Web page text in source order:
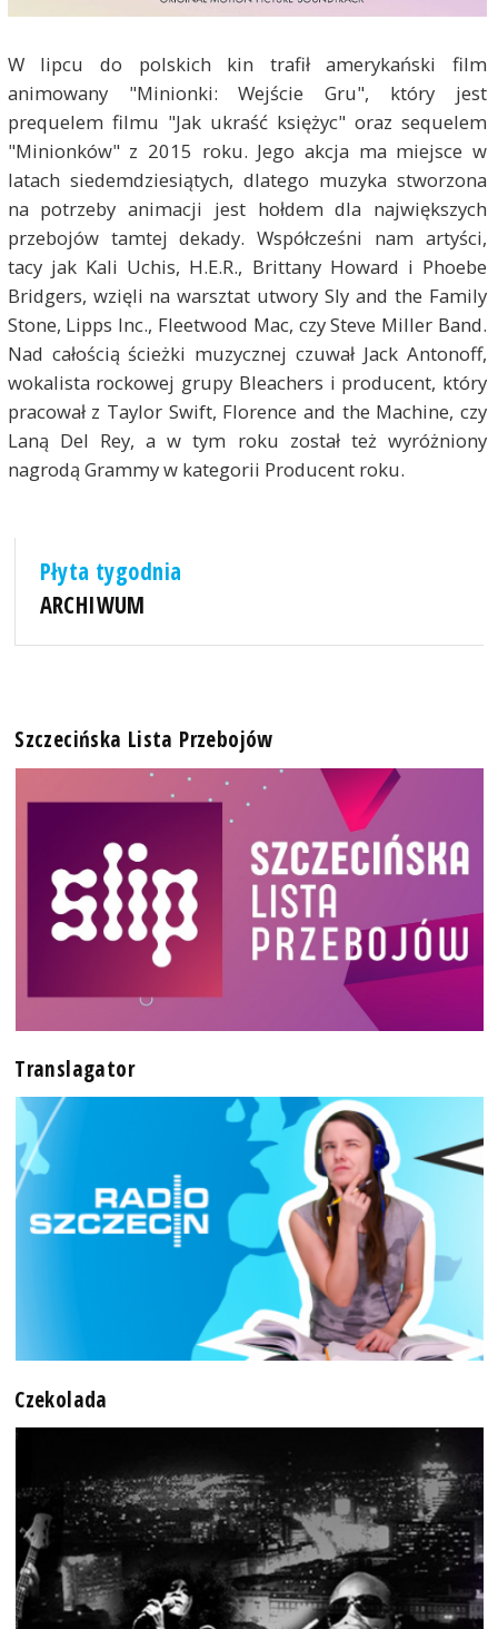
W lipcu do polskich kin trafił amerykański film
animowany "Minionki: Wejście Gru", który jest
prequelem filmu "Jak ukraść księżyc" oraz sequelem
"Minionków" z 2015 roku. Jego akcja ma miejsce w
latach siedemdziesiątych, dlatego muzyka stworzona
na potrzeby animacji jest hołdem dla największych
przebojów tamtej dekady. Współcześni nam artyści,
tacy jak Kali Uchis, H.E.R., Brittany Howard i Phoebe
Bridgers, wzięli na warsztat utwory Sly and the Family
Stone, Lipps Inc., Fleetwood Mac, czy Steve Miller Band.
Nad całością ścieżki muzycznej czuwał Jack Antonoff,
wokalista rockowej grupy Bleachers i producent, który
pracował z Taylor Swift, Florence and the Machine, czy
Laną Del Rey, a w tym roku został też wyróżniony
nagrodą Grammy w kategorii Producent roku.
Płyta tygodnia
ARCHIWUM
Szczecińska Lista Przebojów
Translagator
Czekolada